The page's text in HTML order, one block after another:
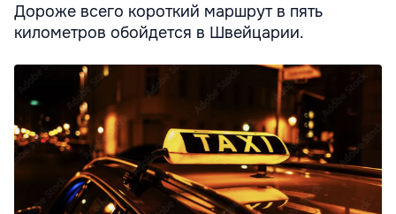
Дороже всего короткий маршрут в пять
километров обойдется в Швейцарии.